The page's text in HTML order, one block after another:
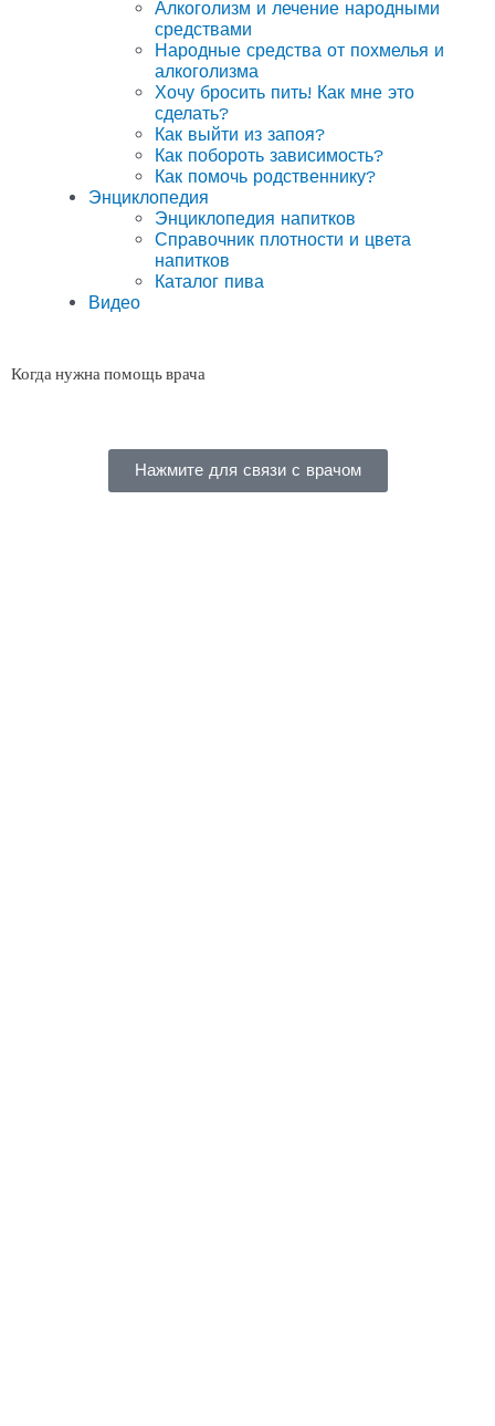
Алкоголизм и лечение народными
средствами
Народные средства от похмелья и
алкоголизма
Хочу бросить пить! Как мне это
сделать?
Как выйти из запоя?
Как побороть зависимость?
Как помочь родственнику?
Энциклопедия
Энциклопедия напитков
Справочник плотности и цвета
напитков
Каталог пива
Видео
Когда нужна помощь врача
Нажмите для связи с врачом